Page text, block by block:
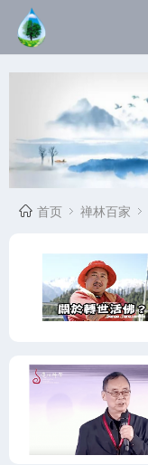
首页 禅林百家